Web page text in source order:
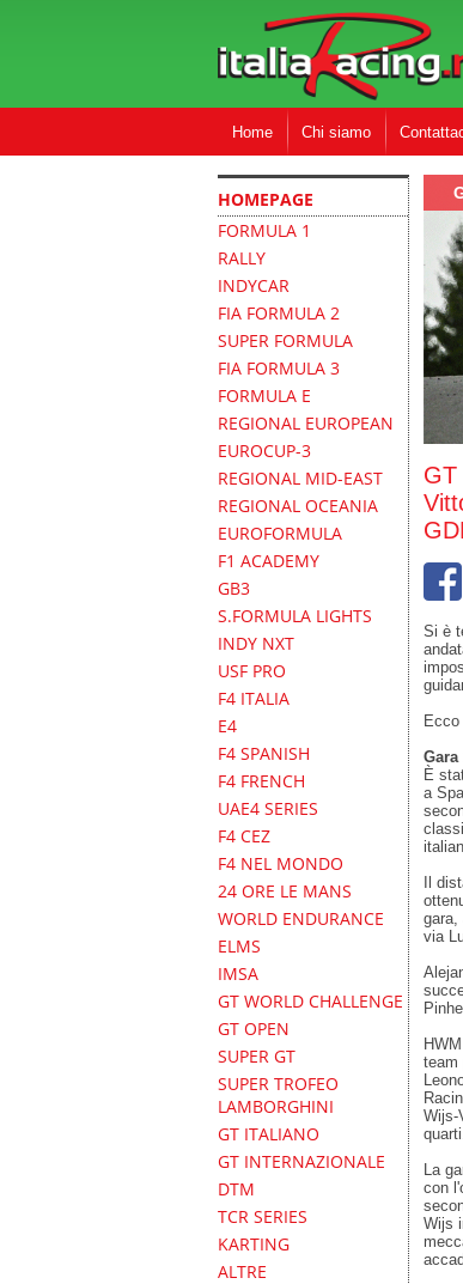
Home Chi siamo
HOMEPAGE
FORMULA 1
RALLY
INDYCAR
FIA FORMULA 2
SUPER FORMULA
FIA FORMULA 3
FORMULA E
REGIONAL EUROPEAN
EUROCUP-3
REGIONAL MID-EAST
REGIONAL OCEANIA
EUROFORMULA
F1 ACADEMY
GB3
S.FORMULA LIGHTS
INDY NXT
USF PRO
F4 ITALIA
E4
F4 SPANISH
F4 FRENCH
UAE4 SERIES
F4 CEZ
F4 NEL MONDO
24 ORE LE MANS
WORLD ENDURANCE
ELMS
IMSA
GT WORLD CHALLENGE
GT OPEN
SUPER GT
SUPER TROFEO
LAMBORGHINI
GT ITALIANO
GT INTERNAZIONALE
DTM
TCR SERIES
KARTING
ALTRE
GT
Si è
Ecco
Gara
È
a
Il
gara,
via
team
Wijs-
quarti.
La
con
Wijs